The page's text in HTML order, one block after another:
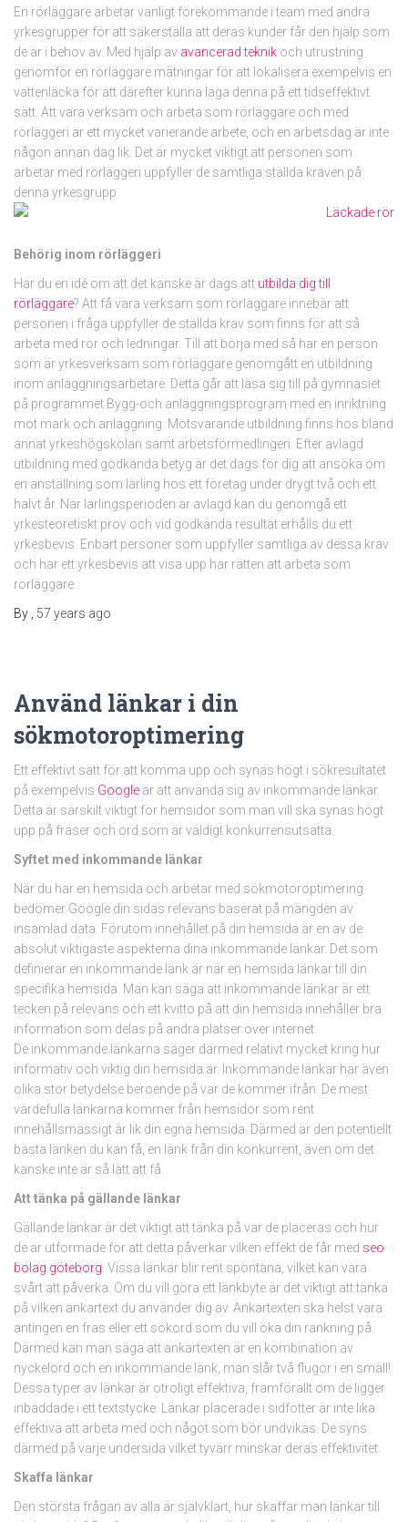
En rörläggare arbetar vanligt förekommande i team med andra
yrkesgrupper för att säkerställa att deras kunder får den hjälp som
de är i behov av. Med hjälp av avancerad teknik och utrustning
genomför en rörläggare mätningar för att lokalisera exempelvis en
vattenläcka för att därefter kunna laga denna på ett tidseffektivt
sätt. Att vara verksam och arbeta som rörläggare och med
rörläggeri är ett mycket varierande arbete, och en arbetsdag är inte
någon annan dag lik. Det är mycket viktigt att personen som
arbetar med rörläggeri uppfyller de samtliga ställda kraven på
denna yrkesgrupp.
Behörig inom rörläggeri
Har du en idé om att det kanske är dags att utbilda dig till
rörläggare? Att få vara verksam som rörläggare innebär att
personen i fråga uppfyller de ställda krav som finns för att så
arbeta med rör och ledningar. Till att börja med så har en person
som är yrkesverksam som rörläggare genomgått en utbildning
inom anläggningsarbetare. Detta går att läsa sig till på gymnasiet
på programmet Bygg-och anläggningsprogram med en inriktning
mot mark och anläggning. Motsvarande utbildning finns hos bland
annat yrkeshögskolan samt arbetsförmedlingen. Efter avlagd
utbildning med godkända betyg är det dags för dig att ansöka om
en anställning som lärling hos ett företag under drygt två och ett
halvt år. När lärlingsperioden är avlagd kan du genomgå ett
yrkesteoretiskt prov och vid godkända resultat erhålls du ett
yrkesbevis. Enbart personer som uppfyller samtliga av dessa krav
och har ett yrkesbevis att visa upp har rätten att arbeta som
rörläggare.
By
57 years ago
Använd länkar i din
sökmotoroptimering
Ett effektivt sätt för att komma upp och synas högt i sökresultatet
på exempelvis Google är att använda sig av inkommande länkar.
Detta är särskilt viktigt för hemsidor som man vill ska synas högt
upp på fraser och ord som är väldigt konkurrensutsatta.
Syftet med inkommande länkar
När du har en hemsida och arbetar med sökmotoroptimering
bedömer Google din sidas relevans baserat på mängden av
insamlad data. Förutom innehållet på din hemsida är en av de
absolut viktigaste aspekterna dina inkommande länkar. Det som
definierar en inkommande länk är när en hemsida länkar till din
specifika hemsida. Man kan säga att inkommande länkar är ett
tecken på relevans och ett kvitto på att din hemsida innehåller bra
information som delas på andra platser över internet.
De inkommande länkarna säger därmed relativt mycket kring hur
informativ och viktig din hemsida är. Inkommande länkar har även
olika stor betydelse beroende på var de kommer ifrån. De mest
värdefulla länkarna kommer från hemsidor som rent
innehållsmässigt är lik din egna hemsida. Därmed är den potentiellt
bästa länken du kan få, en länk från din konkurrent, även om det
kanske inte är så lätt att få.
Att tänka på gällande länkar
Gällande länkar är det viktigt att tänka på var de placeras och hur
de är utformade för att detta påverkar vilken effekt de får med seo
bolag göteborg . Vissa länkar blir rent spontana, vilket kan vara
svårt att påverka. Om du vill göra ett länkbyte är det viktigt att tänka
på vilken ankartext du använder dig av. Ankartexten ska helst vara
antingen en fras eller ett sökord som du vill öka din rankning på.
Därmed kan man säga att ankartexten är en kombination av
nyckelord och en inkommande länk, man slår två flugor i en smäll!
Dessa typer av länkar är otroligt effektiva, framförallt om de ligger
inbäddade i ett textstycke. Länkar placerade i sidfötter är inte lika
effektiva att arbeta med och något som bör undvikas. De syns
därmed på varje undersida vilket tyvärr minskar deras effektivitet.
Skaffa länkar
Den största frågan av alla är självklart, hur skaffar man länkar till